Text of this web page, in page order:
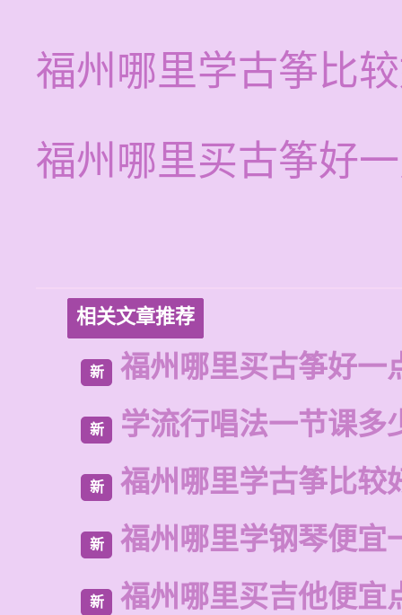
福州哪里学古筝比
福州哪里买古筝好
相关文章推荐
新 福州哪里买古筝好一
新 学流行唱法一节课多
新 福州哪里学古筝比较
新 福州哪里学钢琴便宜
新 福州哪里买吉他便宜